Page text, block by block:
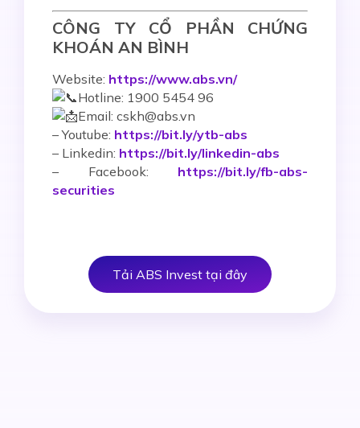
CÔNG TY CỔ PHẦN CHỨNG
KHOÁN AN BÌNH
Website: https://www.abs.vn/
Hotline: 1900 5454 96
Email: cskh@abs.vn
–Youtube: https://bit.ly/ytb-abs
– Linkedin: https://bit.ly/linkedin-abs
– Facebook: https://bit.ly/fb-abs-
securities
Tải ABS Invest tại đây